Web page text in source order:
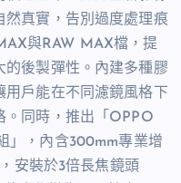
然真實，告別過度處理痕
與RAW MAX檔，提
的後製彈性。內建多種膠
戶能在不同濾鏡風格下
。同時，推出「OPPO
」，內含300mm專業增
安裝於3倍長焦鏡頭